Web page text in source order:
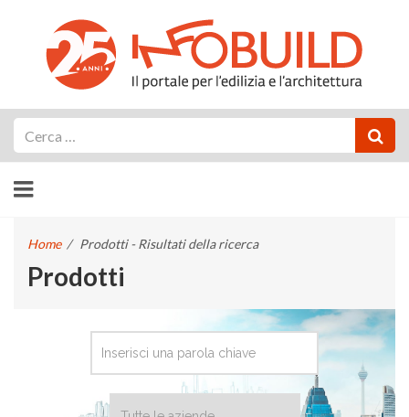
Home / Prodotti - Risultati della ricerca
Prodotti